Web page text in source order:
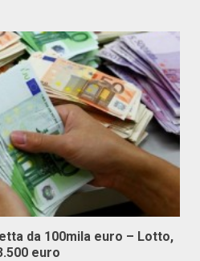
da 100mila euro – Lotto,
euro